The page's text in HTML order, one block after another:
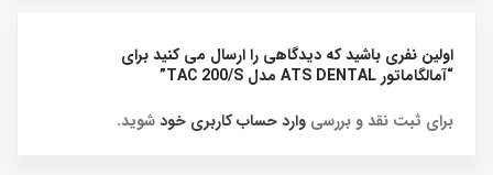
اولین نفری باشید که دیدگاهی را ارسال می کنید برای
“آمالگاماتور ATS DENTAL مدل TAC 200/S”
برای ثبت نقد و بررسی وارد حساب کاربری خودشوید.